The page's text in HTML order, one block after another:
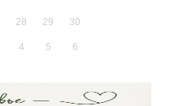
28 29 30
4 5 6